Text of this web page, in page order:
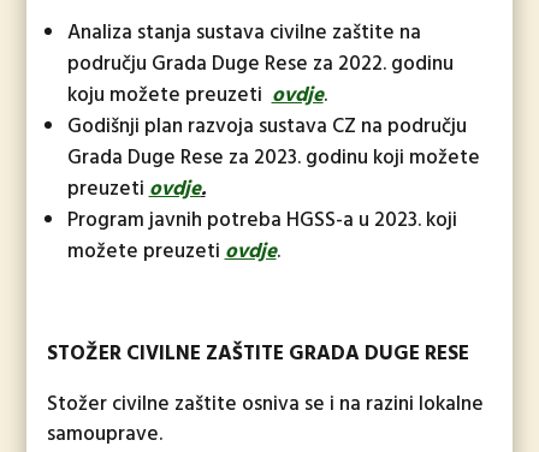
Analiza stanja sustava civilne zaštite na
području Grada Duge Rese za 2022. godinu
koju možete preuzeti ovdje.
Godišnji plan razvoja sustava CZ na području
Grada Duge Rese za 2023. godinu koji možete
preuzetiovdje.
Program javnih potreba HGSS-a u 2023. koji
možete preuzetiovdje.
STOŽER CIVILNE ZAŠTITE GRADA DUGE RESE
Stožer civilne zaštite osniva se i na razini lokalne
samouprave.